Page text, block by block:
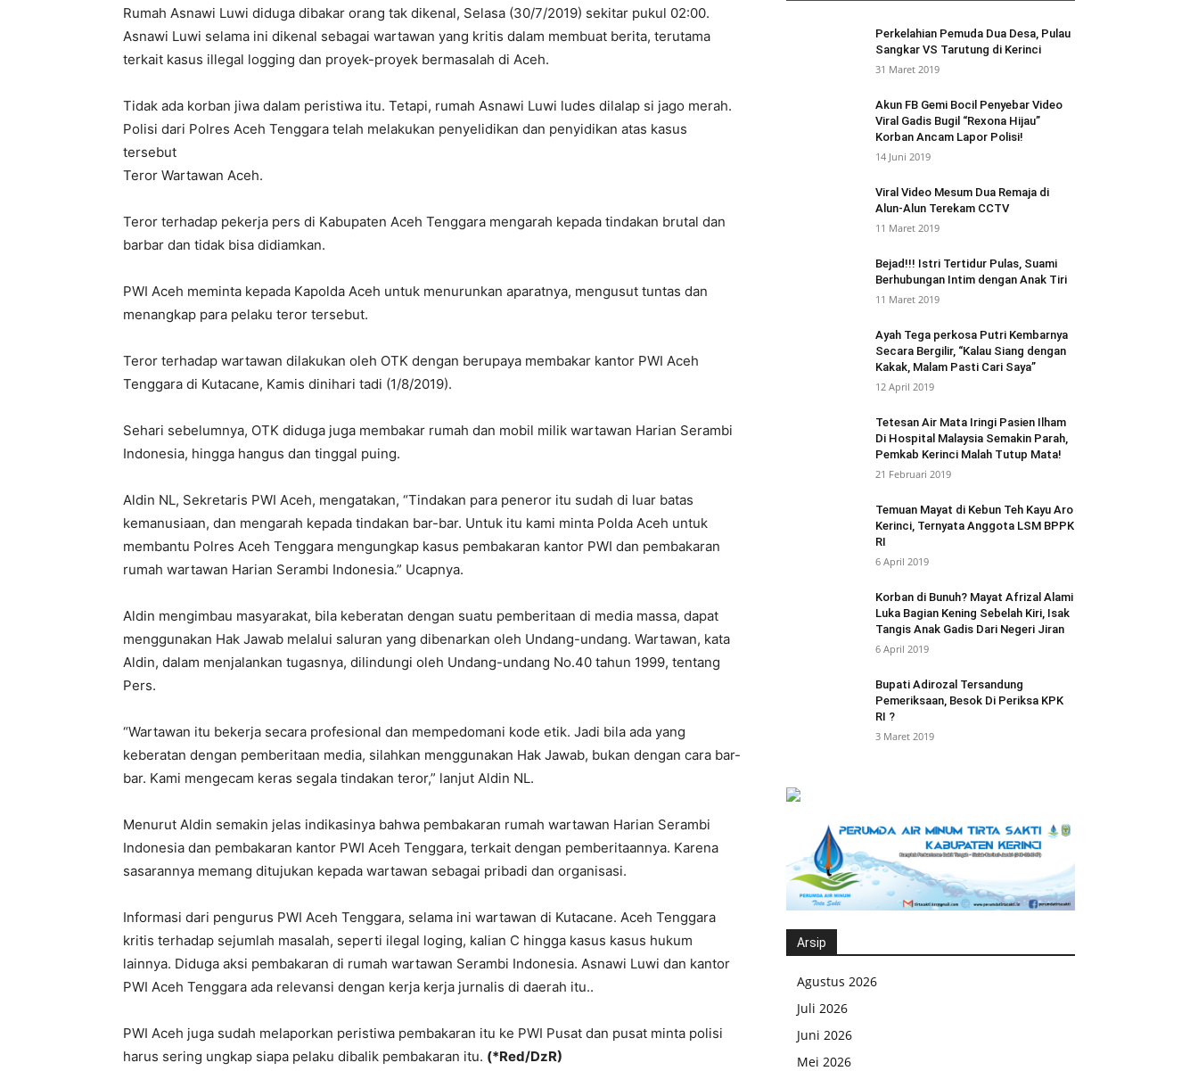
Rumah Asnawi Luwi diduga dibakar orang tak dikenal, Selasa (30/7/2019) sekitar pukul 02:00.
Asnawi Luwi selama ini dikenal sebagai wartawan yang kritis dalam membuat berita, terutama
terkait kasus illegal logging dan proyek-proyek bermasalah di Aceh.
Tidak ada korban jiwa dalam peristiwa itu. Tetapi, rumah Asnawi Luwi ludes dilalap si jago merah.
Polisi dari Polres Aceh Tenggara telah melakukan penyelidikan dan penyidikan atas kasus
tersebut
Teror Wartawan Aceh.
Teror terhadap pekerja pers di Kabupaten Aceh Tenggara mengarah kepada tindakan brutal dan
barbar dan tidak bisa didiamkan.
PWI Aceh meminta kepada Kapolda Aceh untuk menurunkan aparatnya, mengusut tuntas dan
menangkap para pelaku teror tersebut.
Teror terhadap wartawan dilakukan oleh OTK dengan berupaya membakar kantor PWI Aceh
Tenggara di Kutacane, Kamis dinihari tadi (1/8/2019).
Sehari sebelumnya, OTK diduga juga membakar rumah dan mobil milik wartawan Harian Serambi
Indonesia, hingga hangus dan tinggal puing.
Aldin NL, Sekretaris PWI Aceh, mengatakan, “Tindakan para peneror itu sudah di luar batas
kemanusiaan, dan mengarah kepada tindakan bar-bar. Untuk itu kami minta Polda Aceh untuk
membantu Polres Aceh Tenggara mengungkap kasus pembakaran kantor PWI dan pembakaran
rumah wartawan Harian Serambi Indonesia.” Ucapnya.
Aldin mengimbau masyarakat, bila keberatan dengan suatu pemberitaan di media massa, dapat
menggunakan Hak Jawab melalui saluran yang dibenarkan oleh Undang-undang. Wartawan, kata
Aldin, dalam menjalankan tugasnya, dilindungi oleh Undang-undang No.40 tahun 1999, tentang
Pers.
“Wartawan itu bekerja secara profesional dan mempedomani kode etik. Jadi bila ada yang
keberatan dengan pemberitaan media, silahkan menggunakan Hak Jawab, bukan dengan cara bar-
bar. Kami mengecam keras segala tindakan teror,” lanjut Aldin NL.
Menurut Aldin semakin jelas indikasinya bahwa pembakaran rumah wartawan Harian Serambi
Indonesia dan pembakaran kantor PWI Aceh Tenggara, terkait dengan pemberitaannya. Karena
sasarannya memang ditujukan kepada wartawan sebagai pribadi dan organisasi.
Informasi dari pengurus PWI Aceh Tenggara, selama ini wartawan di Kutacane. Aceh Tenggara
kritis terhadap sejumlah masalah, seperti ilegal loging, kalian C hingga kasus kasus hukum
lainnya. Diduga aksi pembakaran di rumah wartawan Serambi Indonesia. Asnawi Luwi dan kantor
PWI Aceh Tenggara ada relevansi dengan kerja kerja jurnalis di daerah itu..
PWI Aceh juga sudah melaporkan peristiwa pembakaran itu ke PWI Pusat dan pusat minta polisi
harus sering ungkap siapa pelaku dibalik pembakaran itu. (*Red/DzR)
Perkelahian Pemuda Dua Desa, Pulau
Sangkar VS Tarutung di Kerinci
31 Maret 2019
Akun FB Gemi Bocil Penyebar Video
Viral Gadis Bugil “Rexona Hijau”
Korban Ancam Lapor Polisi!
14 Juni 2019
Viral Video Mesum Dua Remaja di
Alun-Alun Terekam CCTV
11 Maret 2019
Bejad!!! Istri Tertidur Pulas, Suami
Berhubungan Intim dengan Anak Tiri
11 Maret 2019
Ayah Tega perkosa Putri Kembarnya
Secara Bergilir, “Kalau Siang dengan
Kakak, Malam Pasti Cari Saya”
12 April 2019
Tetesan Air Mata Iringi Pasien Ilham
Di Hospital Malaysia Semakin Parah,
Pemkab Kerinci Malah Tutup Mata!
21 Februari 2019
Temuan Mayat di Kebun Teh Kayu Aro
Kerinci, Ternyata Anggota LSM BPPK
RI
6 April 2019
Korban di Bunuh? Mayat Afrizal Alami
Luka Bagian Kening Sebelah Kiri, Isak
Tangis Anak Gadis Dari Negeri Jiran
6 April 2019
Bupati Adirozal Tersandung
Pemeriksaan, Besok Di Periksa KPK
RI ?
3 Maret 2019
Arsip
Agustus 2026
Juli 2026
Juni 2026
Mei 2026